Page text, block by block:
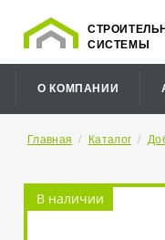
СИСТЕМЫ
О КОМПАНИИ
Главная / Каталог /
В наличии